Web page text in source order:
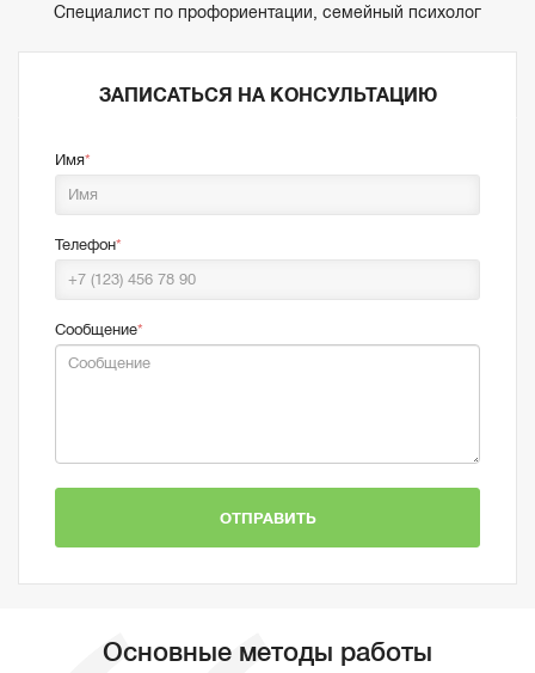
Специалист по профориентации, семейный психолог
ЗАПИСАТЬСЯ НА КОНСУЛЬТАЦИЮ
Имя
Телефон
Сообщение
ОТПРАВИТЬ
Основные методы работы